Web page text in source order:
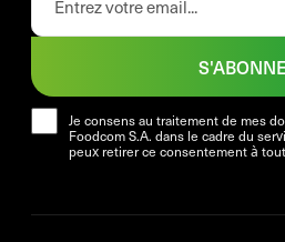
Je consens au traitement de mes
Foodcom S.A. dans le cadre du
peux retirer ce consentement à